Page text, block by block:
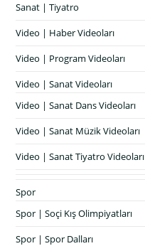
Sanat | Tiyatro
Video | Haber Videoları
Video | Program Videoları
Video | Sanat Videoları
Video | Sanat Dans Videoları
Video | Sanat Müzik Videoları
Video | Sanat Tiyatro Videoları
Spor
Spor | Soçi Kış Olimpiyatları
Spor | Spor Dalları